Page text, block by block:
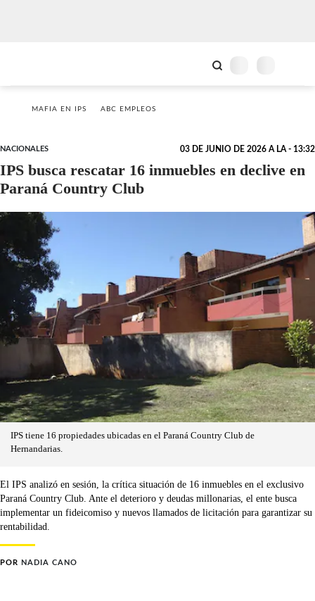
MAFIA EN IPS ABC EMPLEOS
NACIONALES 03 DE JUNIO DE 2026 A LA - 13:32
IPS busca rescatar 16 inmuebles en declive en
Paraná Country Club
IPS tiene 16 propiedades ubicadas en el Paraná Country Club de
Hernandarias.
El IPS analizó en sesión, la crítica situación de 16 inmuebles en el exclusivo
Paraná Country Club. Ante el deterioro y deudas millonarias, el ente busca
implementar un fideicomiso y nuevos llamados de licitación para garantizar su
rentabilidad.
POR NADIA CANO